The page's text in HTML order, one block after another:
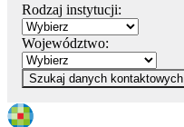
Rodzaj instytucji:
Województwo:
Szukaj danych kontaktowych